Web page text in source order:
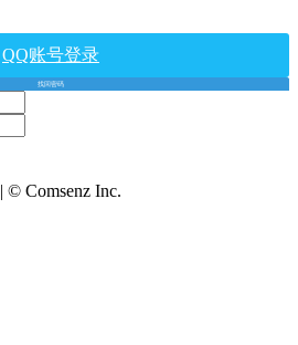
QQ账号登录
找回密码
| © Comsenz Inc.